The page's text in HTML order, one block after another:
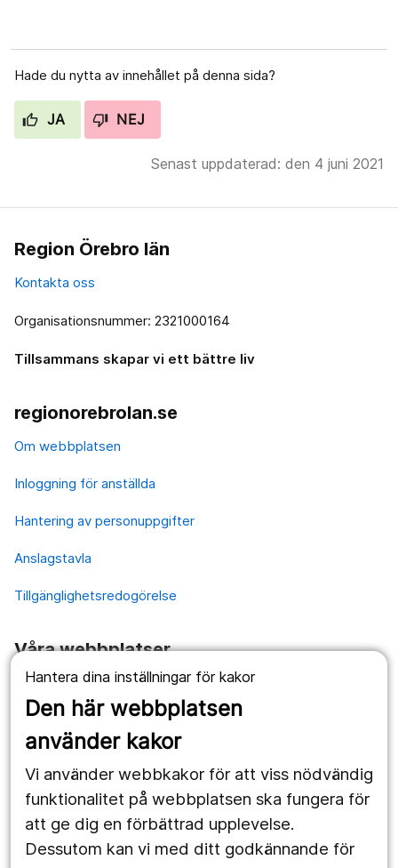
Hantera dina inställningar för kakor
Den här webbplatsen
använder kakor
Vi använder webbkakor för att viss nödvändig
funktionalitet på webbplatsen ska fungera för
att ge dig en förbättrad upplevelse.
Dessutom kan vi med ditt godkännande för
Hade du nytta av innehållet på denna sida?
JA NEJ
Senast uppdaterad: den 4 juni 2021
Region Örebro län
Kontakta oss
Organisationsnummer: 2321000164
Tillsammans skapar vi ett bättre liv
regionorebrolan.se
Om webbplatsen
Inloggning för anställda
Hantering av personuppgifter
Anslagstavla
Tillgänglighetsredogörelse
Våra webbplatser
1177.se
Länstrafiken
Utveckling
Följ oss